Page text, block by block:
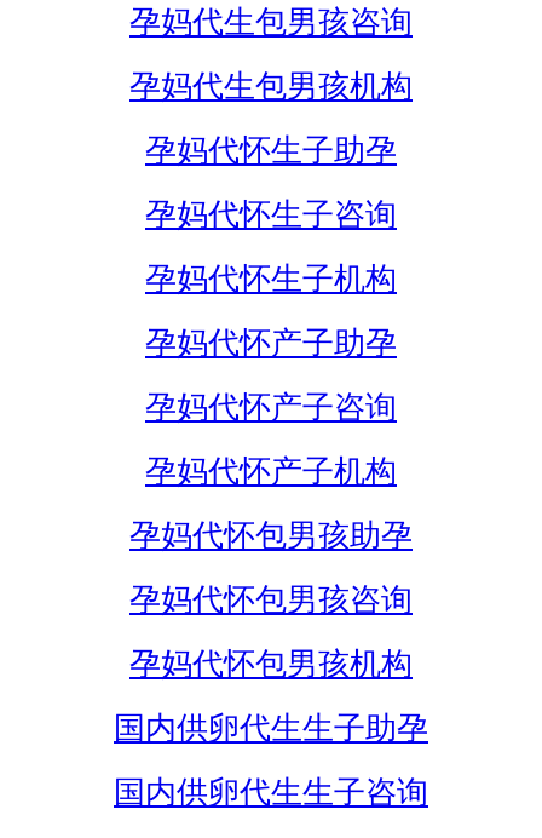
孕妈代生包男孩咨询
孕妈代生包男孩机构
孕妈代怀生子助孕
孕妈代怀生子咨询
孕妈代怀生子机构
孕妈代怀产子助孕
孕妈代怀产子咨询
孕妈代怀产子机构
孕妈代怀包男孩助孕
孕妈代怀包男孩咨询
孕妈代怀包男孩机构
国内供卵代生生子助孕
国内供卵代生生子咨询